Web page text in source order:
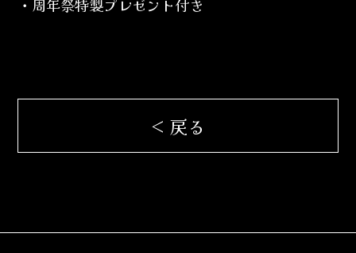
・周年祭特製プレゼント付き
< 戻る